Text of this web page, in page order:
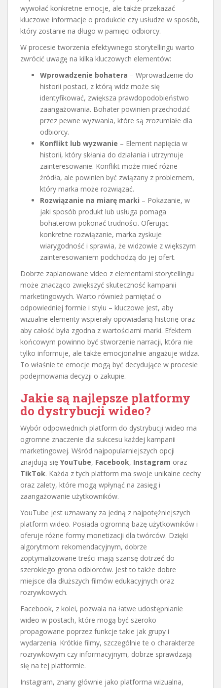
wywołać konkretne emocje, ale także przekazać
kluczowe informacje o produkcie czy usłudze w sposób,
który zostanie na długo w pamięci odbiorcy.
W procesie tworzenia efektywnego storytellingu warto
zwrócić uwagę na kilka kluczowych elementów:
Wprowadzenie bohatera – Wprowadzenie do
historii postaci, z którą widz może się
identyfikować, zwiększa prawdopodobieństwo
zaangażowania. Bohater powinien przechodzić
przez pewne wyzwania, które są zrozumiałe dla
odbiorcy.
Konflikt lub wyzwanie – Element napięcia w
historii, który skłania do działania i utrzymuje
zainteresowanie. Konflikt może mieć różne
źródła, ale powinien być związany z problemem,
który marka może rozwiązać.
Rozwiązanie na miarę marki – Pokazanie, w
jaki sposób produkt lub usługa pomaga
bohaterowi pokonać trudności. Oferując
konkretne rozwiązanie, marka zyskuje
wiarygodność i sprawia, że widzowie z większym
zainteresowaniem podchodzą do jej ofert.
Dobrze zaplanowane video z elementami storytellingu
może znacząco zwiększyć skuteczność kampanii
marketingowych. Warto również pamiętać o
odpowiedniej formie i stylu – kluczowe jest, aby
wizualne elementy wspierały opowiadaną historię oraz
aby całość była zgodna z wartościami marki. Efektem
końcowym powinno być stworzenie narracji, która nie
tylko informuje, ale także emocjonalnie angażuje widza.
To właśnie te emocje mogą być decydujące w procesie
podejmowania decyzji o zakupie.
Jakie są najlepsze platformy
do dystrybucji wideo?
Wybór odpowiednich platform do dystrybucji wideo ma
ogromne znaczenie dla sukcesu każdej kampanii
marketingowej. Wśród najpopularniejszych opcji
znajdują się YouTube, Facebook, Instagram oraz
TikTok. Każda z tych platform ma swoje unikalne cechy
oraz zalety, które mogą wpłynąć na zasięg i
zaangażowanie użytkowników.
YouTube jest uznawany za jedną z najpotężniejszych
platform wideo. Posiada ogromną bazę użytkowników i
oferuje różne formy monetizacji dla twórców. Dzięki
algorytmom rekomendacyjnym, dobrze
zoptymalizowane treści mają szansę dotrzeć do
szerokiego grona odbiorców. Jest to także dobre
miejsce dla dłuższych filmów edukacyjnych oraz
rozrywkowych.
Facebook, z kolei, pozwala na łatwe udostępnianie
wideo w postach, które mogą być szeroko
propagowane poprzez funkcje takie jak grupy i
wydarzenia. Krótkie filmy, szczególnie te o charakterze
rozrywkowym czy informacyjnym, dobrze sprawdzają
się na tej platformie.
Instagram, znany głównie jako platforma wizualna,